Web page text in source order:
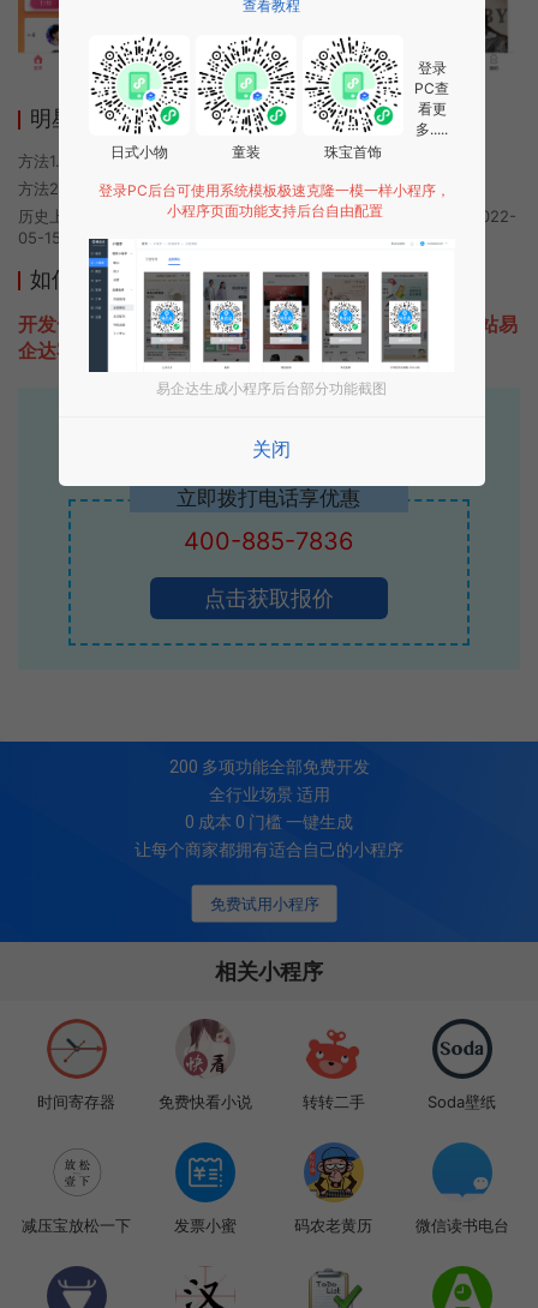
明星新势力小程序使用方法
方法1. 使用微信扫描本页面上方二维码进入明星新势力的小程序
方法2. 在微信中搜索“明星新势力”即可进入小程序
历史上的今时小程序由明星新势力团队开发，易企达小程序商店于2022-
05-15 08:37发布
如何开发类似明星新势力的小程序
开发一款类似明星新势力的小程序不难，只需要咨询本站易
企达客服即可为您定制开发，免费提供报价。
专业小程序、公众号H5 APP等软件开发
立即拨打电话享优惠
400-885-7836
点击获取报价
免费试用小程序
200 多项功能全部免费开发
全行业场景 适用
0 成本 0 门槛 一键生成
让每个商家都拥有适合自己的小程序
相关小程序
时间寄存器 免费快看小说 转转二手 Soda壁纸
减压宝放松一下 发票小蜜 码农老黄历 微信读书电台
查看教程
日式小物 童装 珠宝首饰
登录
PC查
看更
多.....
登录PC后台可使用系统模板极速克隆一模一样小程序，
小程序页面功能支持后台自由配置
易企达生成小程序后台部分功能截图
关闭